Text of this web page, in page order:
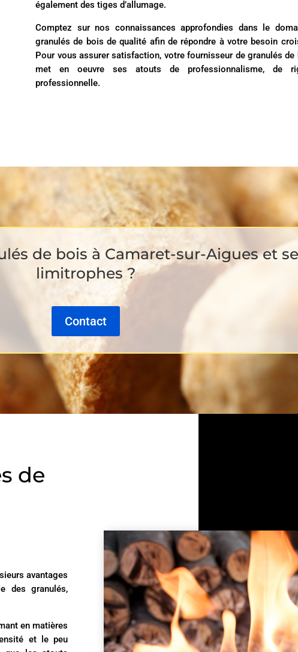
également des tiges d’allumage.
Comptez sur nos connaissances approfondies dans le
granulés de bois de qualité afin de répondre à votre besoin
Pour vous assurer satisfaction, votre fournisseur de granulés de
met en oeuvre ses atouts de professionnalisme, de
professionnelle.
de bois à Camaret-sur-Aigues et
limitrophes ?
Contact
de
avantages
des granulés,
en matières
et le peu